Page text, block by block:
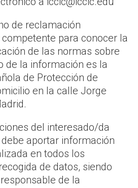
de reclamación
para conocer la
de las normas sobre
de la información es la
de Protección de
en la calle Jorge
del interesado/da
aportar información
en todos los
de datos, siendo
de la